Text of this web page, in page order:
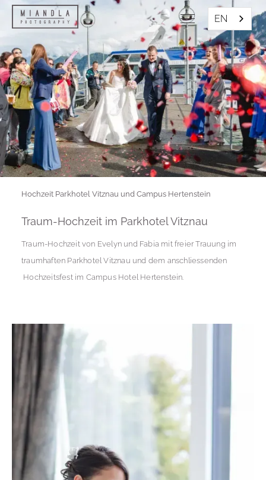
EN
Hochzeit Parkhotel Vitznau und Campus Hertenstein
Traum-Hochzeit im Parkhotel Vitznau
Traum-Hochzeit von Evelyn und Fabia mit freier Trauung im
traumhaften Parkhotel Vitznau und dem anschliessenden
Hochzeitsfest im Campus Hotel Hertenstein.